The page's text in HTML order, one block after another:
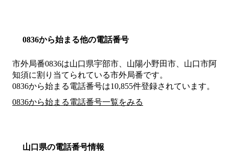
0836から始まる他の電話番号
市外局番0836は山口県宇部市、山陽小野田市、山口市阿
知須に割り当てられている市外局番です。
0836から始まる電話番号は10,855件登録されています。
0836から始まる電話番号一覧をみる
山口県の電話番号情報